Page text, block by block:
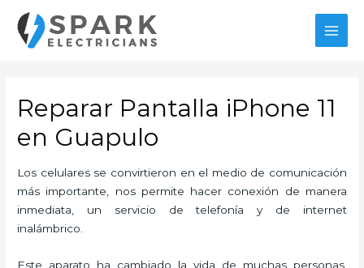
contenido
Reparar Pantalla iPhone 11
en Guapulo
Los celulares se convirtieron en el medio de comunicación
más importante, nos permite hacer conexión de manera
inmediata, un servicio de telefonía y de internet
inalámbrico.
Este aparato ha cambiado la vida de muchas personas,